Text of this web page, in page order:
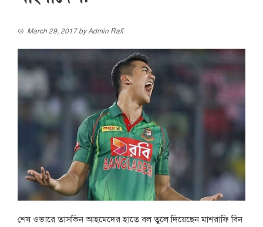
March 29, 2017byAdmin Rafi
শেষ ওভারে তাসকিন আহমেদের হাতে বল তুলে দিয়েছেন মাশরাফি বিন